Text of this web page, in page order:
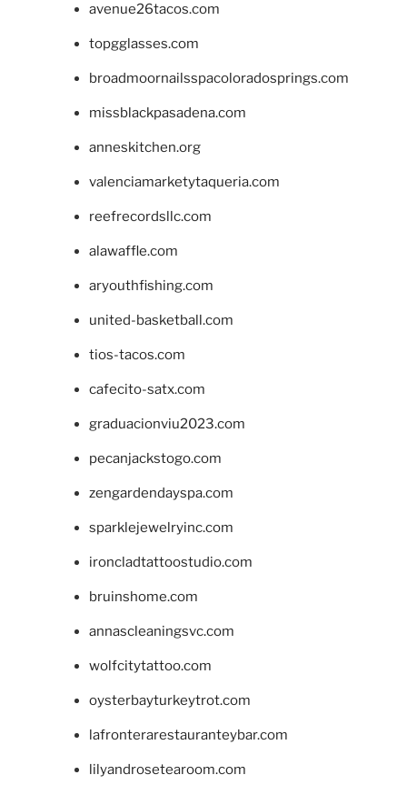
avenue26tacos.com
topgglasses.com
broadmoornailsspacoloradosprings.com
missblackpasadena.com
anneskitchen.org
valenciamarketytaqueria.com
reefrecordsllc.com
alawaffle.com
aryouthfishing.com
united-basketball.com
tios-tacos.com
cafecito-satx.com
graduacionviu2023.com
pecanjackstogo.com
zengardendayspa.com
sparklejewelryinc.com
ironcladtattoostudio.com
bruinshome.com
annascleaningsvc.com
wolfcitytattoo.com
oysterbayturkeytrot.com
lafronterarestauranteybar.com
lilyandrosetearoom.com